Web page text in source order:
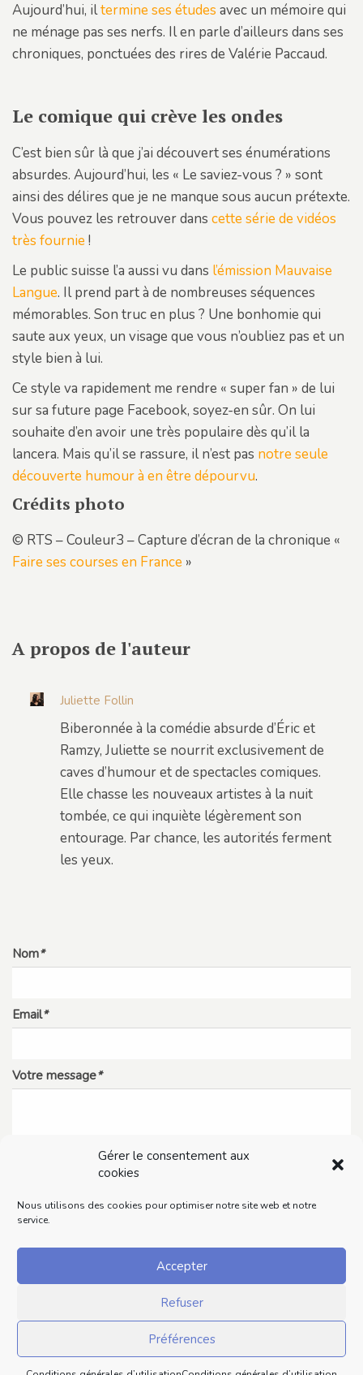
Gérer le consentement aux
cookies
Nous utilisons des cookies pour optimiser notre site web et notre
service.
Accepter
Refuser
Préférences
Aujourd’hui, iltermine ses études avec un mémoire qui
ne ménage pas ses nerfs. Il en parle d’ailleurs dans ses
chroniques, ponctuées des rires de Valérie Paccaud.
Le comique qui crève les ondes
C’est bien sûr là que j’ai découvert ses énumérations
absurdes. Aujourd’hui, les « Le saviez-vous ? » sont
ainsi des délires que je ne manque sous aucun prétexte.
Vous pouvez les retrouver dans cette série de vidéos
très fournie!
Le public suisse l’a aussi vu dans l’émission Mauvaise
Langue. Il prend part à de nombreuses séquences
mémorables. Son truc en plus ? Une bonhomie qui
saute aux yeux, un visage que vous n’oubliez pas et un
style bien à lui.
Ce style va rapidement me rendre « super fan » de lui
sur sa future page Facebook, soyez-en sûr. On lui
souhaite d’en avoir une très populaire dès qu’il la
lancera. Mais qu’il se rassure, il n’est pas notre seule
découverte humour à en être dépourvu.
Crédits photo
© RTS – Couleur3 – Capture d’écran de la chronique «
Faire ses courses en France »
A propos de l'auteur
Juliette Follin
Biberonnée à la comédie absurde d’Éric et
Ramzy, Juliette se nourrit exclusivement de
caves d’humour et de spectacles comiques.
Elle chasse les nouveaux artistes à la nuit
tombée, ce qui inquiète légèrement son
entourage. Par chance, les autorités ferment
les yeux.
Nom*
Email*
Votre message*